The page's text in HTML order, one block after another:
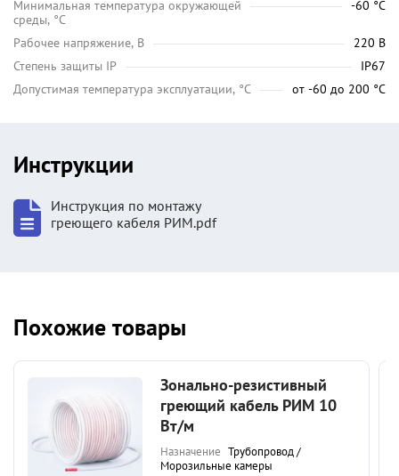
Минимальная температура окружающей
среды, °C
-60 °C
Рабочее напряжение, В
220 В
Степень защиты IP
IP67
Допустимая температура эксплуатации, °C
от -60 до 200 °C
Инструкции
Инструкция по монтажу
греющего кабеля РИМ.pdf
Похожие товары
Зонально-резистивный
греющий кабель РИМ 10
Вт/м
Назначение Трубопровод /
Морозильные камеры